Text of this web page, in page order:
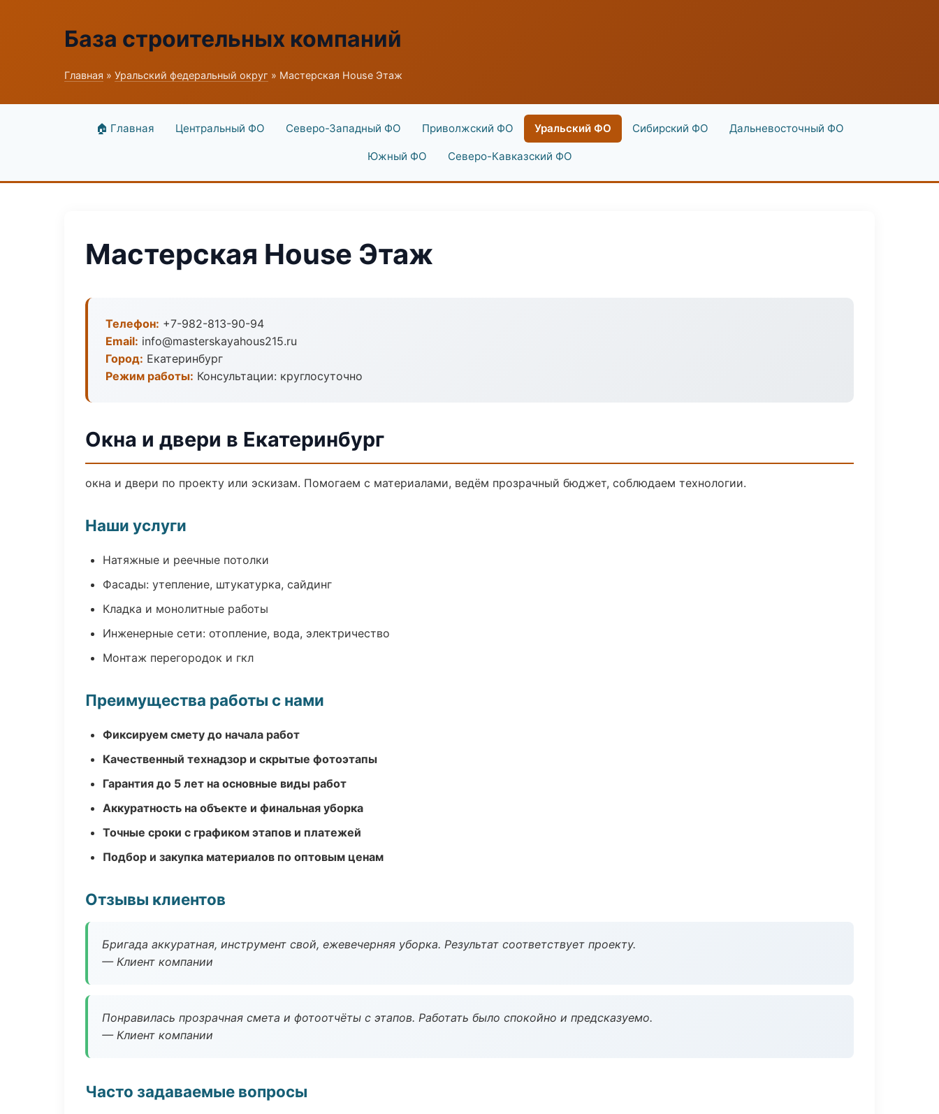
База строительных компаний
Главная » Уральский федеральный округ » Мастерская House Этаж
🏠 Главная Центральный ФО Северо-Западный ФО Приволжский ФО Уральский ФО Сибирский ФО Дальневосточный ФО
Южный ФО Северо-Кавказский ФО
Мастерская House Этаж
Телефон: +7-982-813-90-94
Email: info@masterskayahous215.ru
Город: Екатеринбург
Режим работы: Консультации: круглосуточно
Окна и двери в Екатеринбург
окна и двери по проекту или эскизам. Помогаем с материалами, ведём прозрачный бюджет, соблюдаем технологии.
Наши услуги
Натяжные и реечные потолки
Фасады: утепление, штукатурка, сайдинг
Кладка и монолитные работы
Инженерные сети: отопление, вода, электричество
Монтаж перегородок и гкл
Преимущества работы с нами
Фиксируем смету до начала работ
Качественный технадзор и скрытые фотоэтапы
Гарантия до 5 лет на основные виды работ
Аккуратность на объекте и финальная уборка
Точные сроки с графиком этапов и платежей
Подбор и закупка материалов по оптовым ценам
Отзывы клиентов
Бригада аккуратная, инструмент свой, ежевечерняя уборка. Результат соответствует проекту.
— Клиент компании
Понравилась прозрачная смета и фотоотчёты с этапов. Работать было спокойно и предсказуемо.
— Клиент компании
Часто задаваемые вопросы